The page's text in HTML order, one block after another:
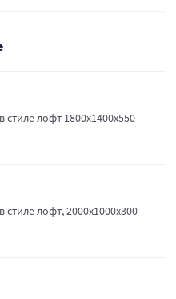
стиле лофт 1800х1400х550
стиле лофт, 2000х1000х300